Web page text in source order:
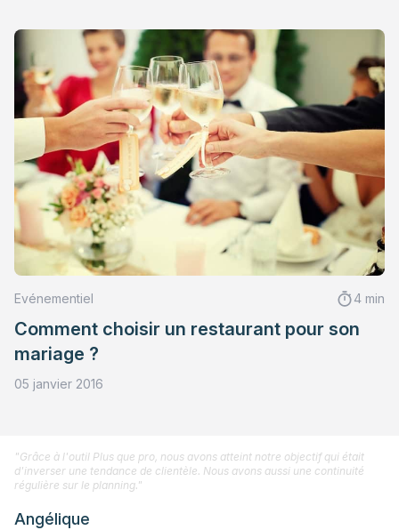
Evénementiel 4 min
Comment choisir un restaurant pour son
mariage ?
05 janvier 2016
"Grâce à l'outil Plus que pro, nous avons atteint notre objectif qui était
d'inverser une tendance de clientèle. Nous avons aussi une continuité
régulière sur le planning."
Angélique